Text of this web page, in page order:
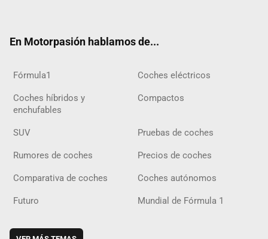
En Motorpasión hablamos de...
Fórmula1 Coches eléctricos
Coches híbridos y
enchufables
Compactos
SUV Pruebas de coches
Rumores de coches Precios de coches
Comparativa de coches Coches autónomos
Futuro Mundial de Fórmula 1